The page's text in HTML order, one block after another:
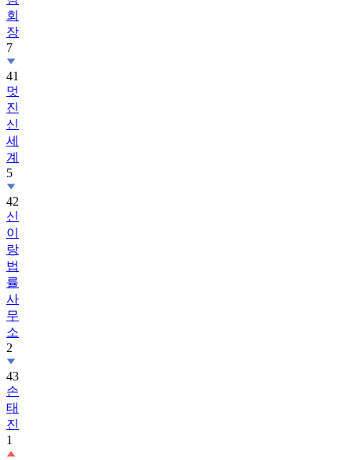
회
장
7
41
멋
진
신
세
계
5
42
신
이
랑
법
률
사
무
소
2
43
손
태
진
1